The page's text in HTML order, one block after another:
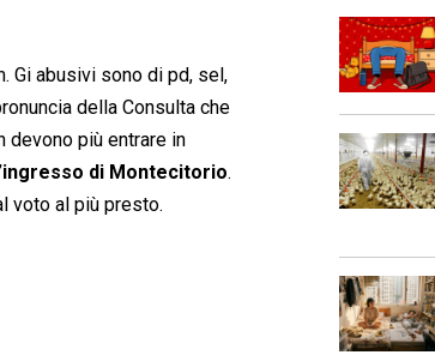
Gi abusivi sono di pd, sel,
della Consulta che
devono più entrare in
di Montecitorio.
voto al più presto.